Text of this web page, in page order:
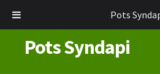
Pots
Aller
à
Aller
au
Pots Syndapi